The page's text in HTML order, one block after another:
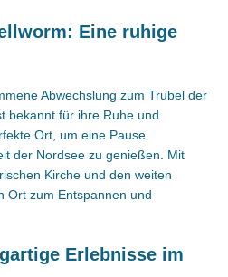
Eine ruhige
Abwechslung zum Trubel der
bekannt für ihre Ruhe und
Ort, um eine Pause
der Nordsee zu genießen. Mit
Kirche und den weiten
Ort zum Entspannen und
Erlebnisse im